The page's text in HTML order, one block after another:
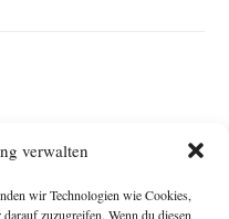
verwalten
wir Technologien wie Cookies,
zuzugreifen. Wenn du diesen